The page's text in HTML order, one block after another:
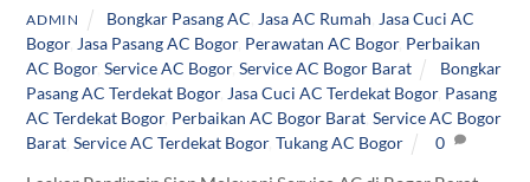
ADMIN Bongkar Pasang AC Jasa AC Rumah Jasa Cuci AC
Bogor, Jasa Pasang AC Bogor, Perawatan AC Bogor, Perbaikan
AC Bogor,Service AC Bogor,Service AC Bogor Barat
Bongkar
Pasang AC Terdekat Bogor, Jasa Cuci AC Terdekat Bogor, Pasang
AC Terdekat Bogor, Perbaikan AC Bogor Barat ,Service AC Bogor
Barat ,Service AC Terdekat Bogor,Tukang AC Bogor 0